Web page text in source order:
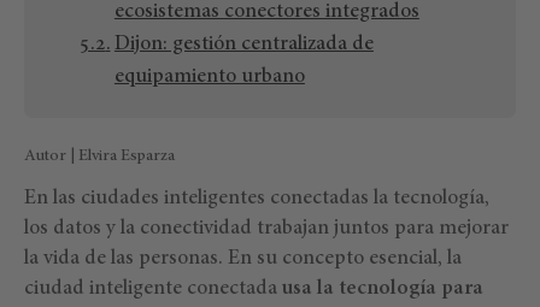
ecosistemas conectores integrados
Dijon: gestión centralizada de
equipamiento urbano
Autor | Elvira Esparza
En las ciudades inteligentes conectadas la tecnología,
los datos y la conectividad trabajan juntos para mejorar
la vida de las personas. En su concepto esencial, la
ciudad inteligente conectada usa la tecnología para